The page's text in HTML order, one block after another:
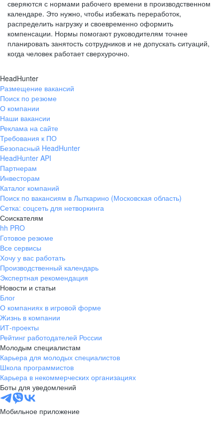
сверяются с нормами рабочего времени в производственном
календаре. Это нужно, чтобы избежать переработок,
распределить нагрузку и своевременно оформить
компенсации. Нормы помогают руководителям точнее
планировать занятость сотрудников и не допускать ситуаций,
когда человек работает сверхурочно.
HeadHunter
Размещение вакансий
Поиск по резюме
О компании
Наши вакансии
Реклама на сайте
Требования к ПО
Безопасный HeadHunter
HeadHunter API
Партнерам
Инвесторам
Каталог компаний
Поиск по вакансиям в Лыткарино (Московская область)
Сетка: соцсеть для нетворкинга
Соискателям
hh PRO
Готовое резюме
Все сервисы
Хочу у вас работать
Производственный календарь
Экспертная рекомендация
Новости и статьи
Блог
О компаниях в игровой форме
Жизнь в компании
ИТ-проекты
Рейтинг работодателей России
Молодым специалистам
Карьера для молодых специалистов
Школа программистов
Карьера в некоммерческих организациях
Боты для уведомлений
Мобильное приложение